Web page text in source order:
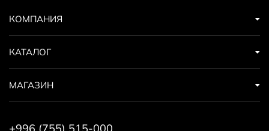
КОМПАНИЯ
КАТАЛОГ
МАГАЗИН
+996 (755) 515-000